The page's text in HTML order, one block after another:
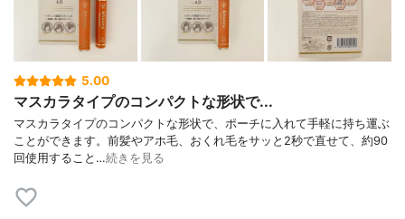
5.00
マスカラタイプのコンパクトな形状で...
マスカラタイプのコンパクトな形状で、ポーチに入れて手軽に持ち運ぶ
ことができます。前髪やアホ毛、おくれ毛をサッと2秒で直せて、約90
回使用すること…続きを見る